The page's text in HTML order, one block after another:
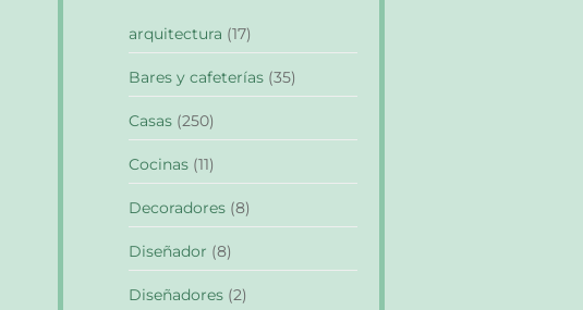
arquitectura (17)
Bares y cafeterías (35)
Casas (250)
Cocinas (11)
Decoradores (8)
Diseñador (8)
Diseñadores (2)